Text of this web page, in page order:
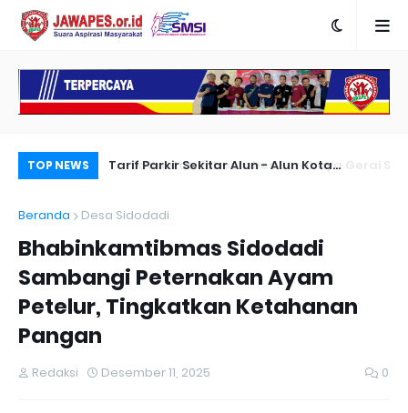
TOP NEWS
Tarif Parkir Sekitar Alun - Alun Kota
Satlantas Polrestabes Surabaya Gerai SIM
Beranda Desa Sidodadi
Bhabinkamtibmas Sidodadi
Sambangi Peternakan Ayam
Petelur, Tingkatkan Ketahanan
Pangan
Redaksi Desember 11, 2025 0